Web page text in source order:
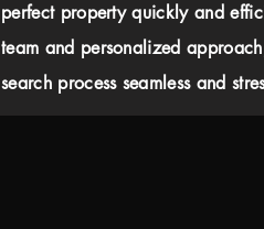
perfect property quickly and
team and personalized
search process seamless and